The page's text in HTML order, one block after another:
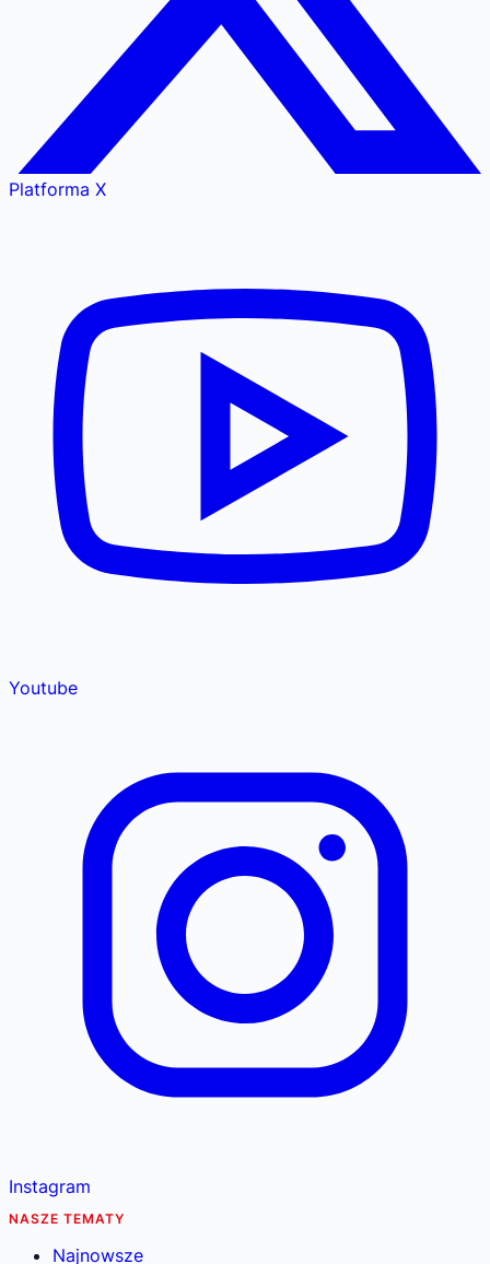
Platforma X
Youtube
Instagram
NASZE TEMATY
Najnowsze